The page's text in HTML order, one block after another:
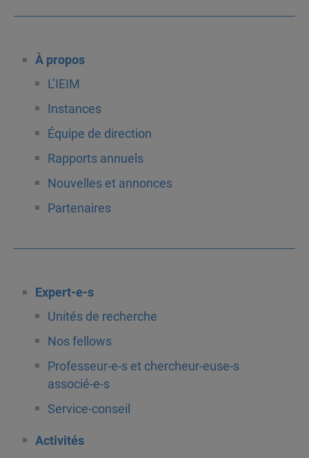
À propos
L’IEIM
Instances
Équipe de direction
Rapports annuels
Nouvelles et annonces
Partenaires
Expert-e-s
Unités de recherche
Nos fellows
Professeur-e-s et chercheur-euse-s
associé-e-s
Service-conseil
Activités